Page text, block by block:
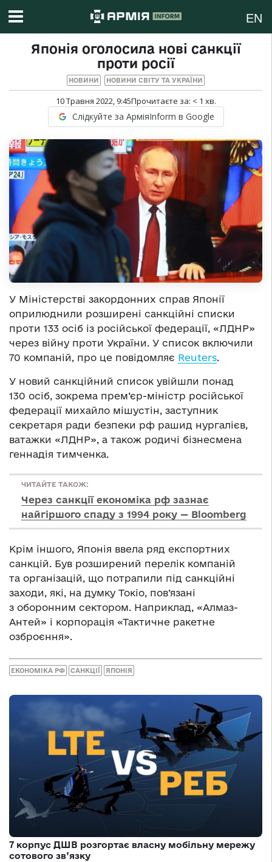
EN
Японія оголосила нові санкції
проти росії
НОВИНИ НОВИНИ СВІТУ ТА УКРАЇНИ
10 Травня 2022, 9:45Прочитаєте за: < 1 хв.
Слідкуйте за АрміяInform в Google
У Міністерстві закордонних справ Японії
оприлюднили розширені санкційні списки
проти 133 осіб із російської федерації, «ЛДНР»
через війну проти України. У список включили
70 компаній, про це повідомляє Reuters.
У новий санкційний список увійшли понад
130 осіб, зокрема прем’єр-міністр російської
федерації михайло мішустін, заступник
секретаря ради безпеки рф рашид нургалієв,
ватажки «ЛДНР», а також родичі бізнесмена
геннадія тимченка.
ЧИТАЙТЕ ТАКОЖ:
Через санкції економіка рф зазнає
найгіршого спаду з 1994 року — Bloomberg
Крім іншого, Японія ввела ряд експортних
санкцій. Був розширений перелік компаній
та організацій, що потрапили під санкційні
заходи, які, на думку Токіо, пов’язані
з оборонним сектором. Наприклад, «Алмаз-
Антей» і корпорація «Тактичне ракетне
озброєння».
ЕКОНОМІКА РФ САНКЦІЇ ЯПОНІЯ
7 корпус ДШВ розгортає власну мобільну мережу
сотового зв’язку